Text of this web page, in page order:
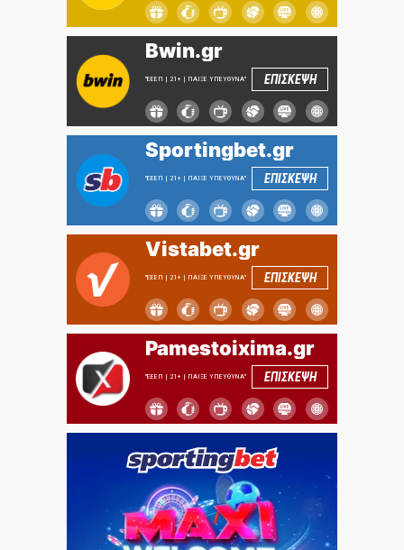
Bwin.gr
"ΕΕΕΠ | 21+ | ΠΑΙΞΕ ΥΠΕΥΘΥΝΑ" ΕΠΙΣΚΕΨΗ
Sportingbet.gr
"ΕΕΕΠ | 21+ | ΠΑΙΞΕ ΥΠΕΥΘΥΝΑ" ΕΠΙΣΚΕΨΗ
Vistabet.gr
"ΕΕΕΠ | 21+ | ΠΑΙΞΕ ΥΠΕΥΘΥΝΑ" ΕΠΙΣΚΕΨΗ
Pamestoixima.gr
"ΕΕΕΠ | 21+ | ΠΑΙΞΕ ΥΠΕΥΘΥΝΑ" ΕΠΙΣΚΕΨΗ